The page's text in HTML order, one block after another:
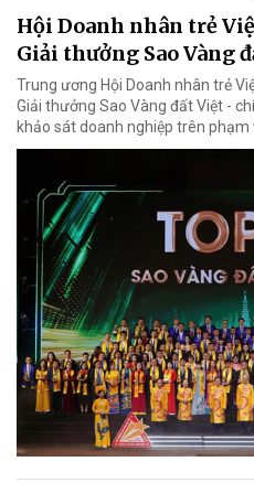
Hội Doanh nhân trẻ
Giải thưởng Sao Vàng
Trung ương Hội Doanh nhân trẻ
Giải thưởng Sao Vàng đất Việt -
khảo sát doanh nghiệp trên phạm